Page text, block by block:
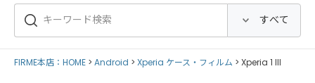
FIRME本店：HOME Android Xperia ケース・フィルム Xperia 1 III